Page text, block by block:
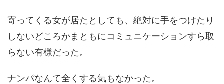
寄ってくる女が居たとしても、絶対に手をつけたり
しないどころかまともにコミュニケーションすら取
らない有様だった。
ナンパなんて全くする気もなかった。